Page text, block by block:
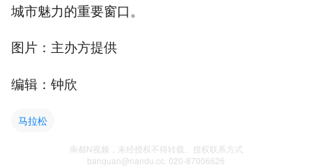
城市魅力的重要窗口。
图片：主办方提供
编辑：钟欣
马拉松
南都N视频，未经授权不得转载、授权联系方式
banquan@nandu.cc. 020-87006626